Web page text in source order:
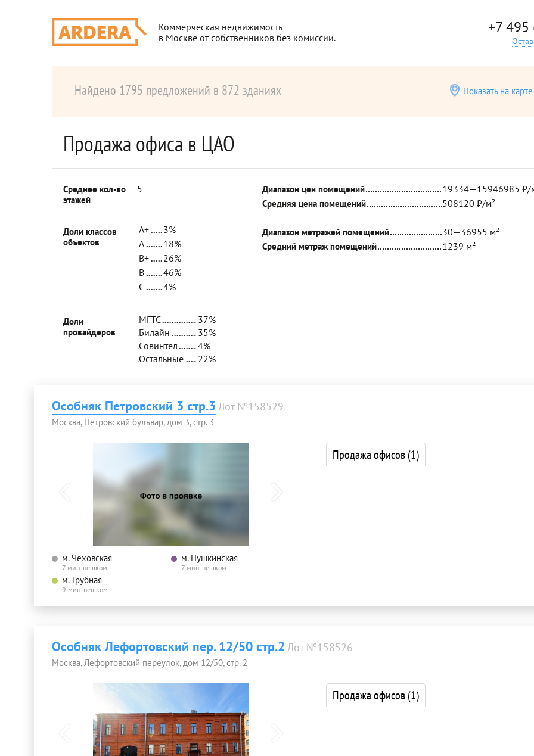
Коммерческая недвижимость
в Москве от собственников без комиссии.
+7
Найдено 1795 предложений в 872 зданиях Показать на карте
Продажа офиса в ЦАО
Среднее кол-во
этажей
5
Доли классов
объектов
A+
3%
A
18%
B+
26%
B
46%
C
4%
Доли
провайдеров
МГТС
37%
Билайн
35%
Совинтел
4%
Остальные
22%
Диапазон цен помещений 19334—15946985 ₽/
Средняя цена помещений 508120 ₽/м²
Диапазон метражей помещений 30—36955 м²
Средний метраж помещений 1239 м²
Особняк Петровский 3 стр.3 Лот №158529
Москва, Петровский бульвар, дом 3, стр. 3
м. Чеховская
7 мин. пешком
м. Пушкинская
7 мин. пешком
м. Трубная
9 мин. пешком
Продажа офисов(1)
Особняк Лефортовский пер. 12/50 стр.2 Лот №158526
Москва, Лефортовский переулок, дом 12/50, стр. 2
Продажа офисов(1)